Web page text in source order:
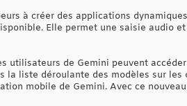
à créer des applications
Elle permet une saisie audio
utilisateurs de Gemini peuvent
la liste déroulante des modèles sur
mobile de Gemini. Avec ce